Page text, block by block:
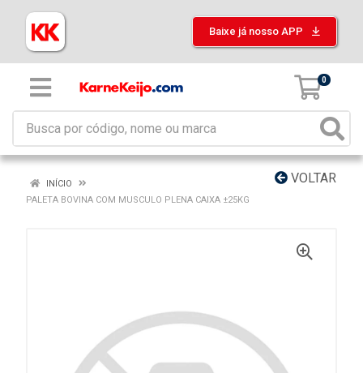
Baixe já nosso APP
0
VOLTAR
INÍCIO
PALETA BOVINA COM MUSCULO PLENA CAIXA ±25KG